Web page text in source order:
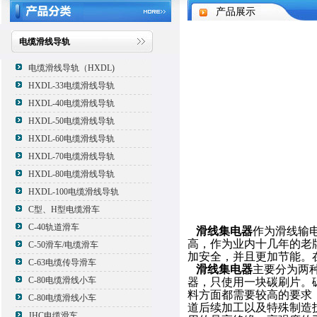
电缆滑线导轨
电缆滑线导轨（HXDL)
HXDL-33电缆滑线导轨
HXDL-40电缆滑线导轨
HXDL-50电缆滑线导轨
HXDL-60电缆滑线导轨
HXDL-70电缆滑线导轨
HXDL-80电缆滑线导轨
HXDL-100电缆滑线导轨
C型、H型电缆滑车
C-40轨道滑车
C-50滑车/电缆滑车
C-63电缆传导滑车
C-80电缆滑线小车
C-80电缆滑线小车
产品展示
滑线集电器作为滑线输
高，作为业内十几年的老
加安全，并且更加节能
滑线集电器主要分为两
器，只使用一块碳刷片。
料方面都需要较高的要求
道后续加工以及特殊制造